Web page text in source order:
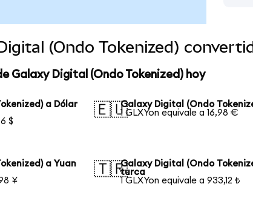
(Ondo Tokenized)
Galaxy Digital (Ondo Tokenized) hoy
a Dólar
$
🇪🇺Galaxy Digital (Ondo
1 GLXYon equivale a 16,98 €
a Yuan
¥
🇹🇷Galaxy Digital (Ondo
turca
1 GLXYon equivale a 933,12 ₺